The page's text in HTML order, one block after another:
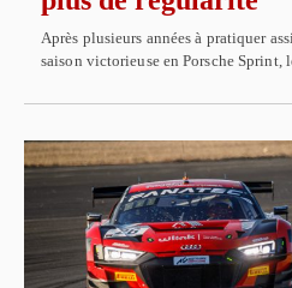
Après plusieurs années à pratiquer
saison victorieuse en Porsche